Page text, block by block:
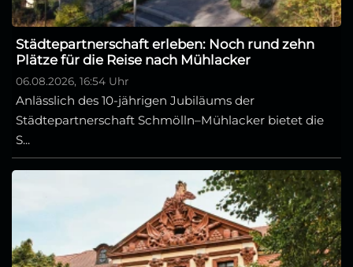
Städtepartnerschaft erleben: Noch rund zehn
Plätze für die Reise nach Mühlacker
06.08.2026, 16:54 Uhr
Anlässlich des 10-jährigen Jubiläums der
Städtepartnerschaft Schmölln–Mühlacker bietet die
S...